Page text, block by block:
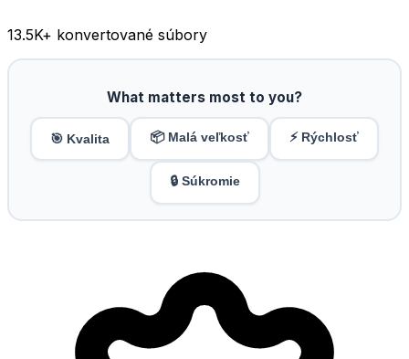
13.5K+ konvertované súbory
What matters most to you?
🎯 Kvalita 📦 Malá veľkosť ⚡ Rýchlosť
🔒 Súkromie